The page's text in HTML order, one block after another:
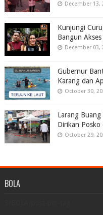
December 13,
Kunjungi
Bangun
December 03,
Gubernur
Karang dan
October 30,
Larang Buang
Dirikan Posko
October 29,
BOLA